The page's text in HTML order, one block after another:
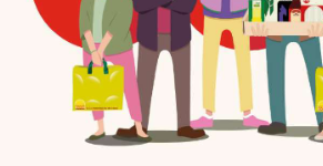
1976
nos jours